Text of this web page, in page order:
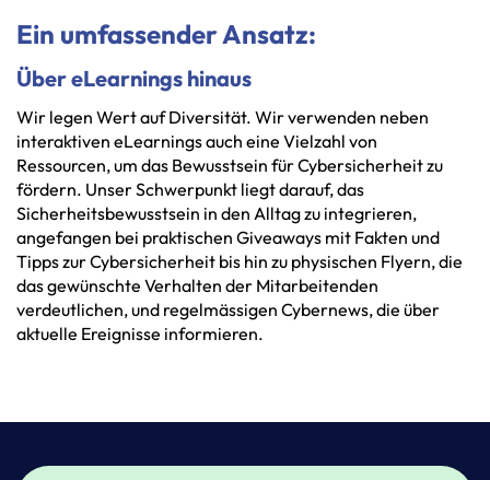
Ein umfassender Ansatz:
Über eLearnings hinaus
Wir legen WertaufDiversität. Wirverwenden neben
interaktiven eLearningsauch eine Vielzahl von
Ressourcen,um das Bewusstsein fürCybersicherheitzu
fördern. UnserSchwerpunkt liegtdarauf,das
Sicherheitsbewusstsein in den Alltagzu integrieren,
angefangen bei praktischen Giveaways mit Fakten und
TippszurCybersicherheit bis hin zu physischen Flyern,die
dasgewünschte Verhalten der Mitarbeitenden
verdeutlichen,und regelmässigen Cybernews,die über
aktuelle Ereignisse informieren.